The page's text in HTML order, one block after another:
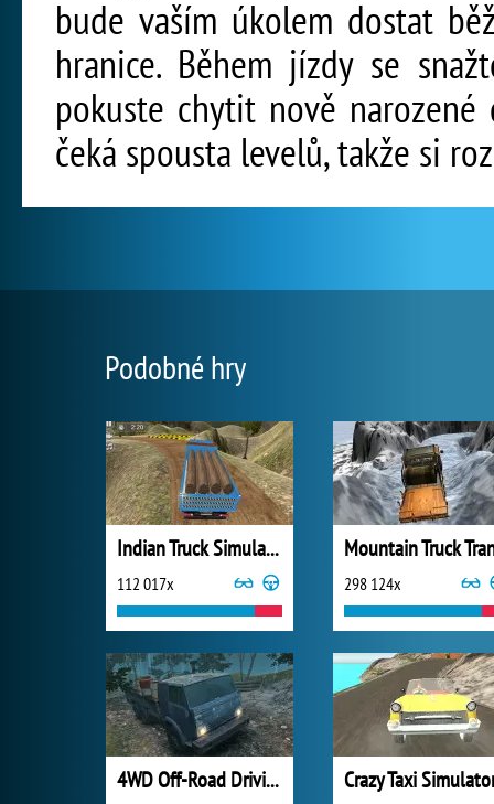
bude vaším úkolem dostat
hranice. Během jízdy se
pokuste chytit nově
čeká spousta levelů, takže si
Podobné hry
Indian Truck Simulator 3D
112 017x 298 124x
4WD Off-Road Driving Sim Crazy Taxi